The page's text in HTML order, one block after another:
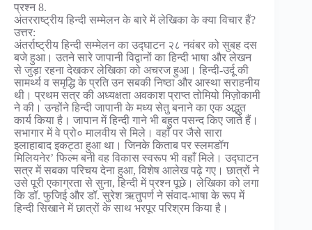
प्रश्न 8.
अंतरराष्ट्रीय हिन्दी सम्मेलन के बारे में लेखिका के क्या विचार हैं?
उत्तर:
अंतर्राष्ट्रीय हिन्दी सम्मेलन का उद्घाटन २८ नवंबर को सुबह दस
बजे हुआ। उतने सारे जापानी विद्वानों का हिन्दी भाषा और लेखन
से जुड़ा रहना देखकर लेखिका को अचरज हुआ। हिन्दी-उर्दू की
सामर्थ्य व समृद्धि के प्रति उन सबकी निष्ठा और आस्था सराहनीय
थी। प्रथम सत्र की अध्यक्षता अवकाश प्राप्त तोमियो मिज़ोकामी
ने की। उन्होंने हिन्दी जापानी के मध्य सेतु बनाने का एक अद्भुत
कार्य किया है। जापान में हिन्दी गाने भी बहुत पसन्द किए जाते हैं।
सभागार में वे प्रो० मालवीय से मिले। वहाँ पर जैसे सारा
इलाहाबाद इकट्ठा हुआ था। जिनके किताब पर स्लमडॉग
मिलियनेर’ फिल्म बनी वह विकास स्वरूप भी वहाँ मिले। उद्घाटन
सत्र में सबका परिचय देना हुआ, विशेष आलेख पढ़े गए। छात्रों ने
उसे पूरी एकाग्रता से सुना, हिन्दी में प्रश्न पूछे। लेखिका को लगा
कि डॉ. फुजिई और डॉ. सुरेश ऋतुपर्ण ने संवाद-भाषा के रूप में
हिन्दी सिखाने में छात्रों के साथ भरपूर परिश्रम किया है।